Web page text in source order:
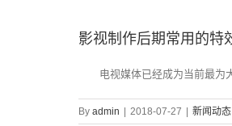
影视制作后期常用的特
电视媒体已经成为当前最为大
By admin | 2018-07-27 | 新闻动态